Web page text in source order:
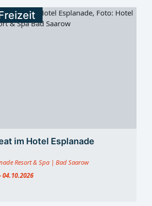
im Hotel Esplanade
Resort & Spa | Bad Saarow
04.10.2026